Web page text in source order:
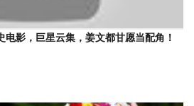
电影，巨星云集，姜文都甘愿当配角！